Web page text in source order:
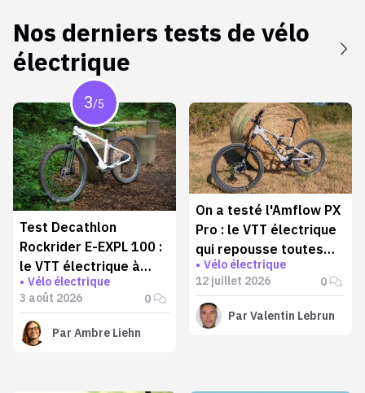
Nos derniers tests de vélo
électrique
3/5
Test Decathlon
Rockrider E-EXPL 100 :
le VTT électrique à
moins de 1000 € qui va
plus loin qu'annoncé
Vélo électrique
3 août 2026
0
Par Ambre Liehn
On a testé l'Amflow PX
Pro : le VTT électrique
qui repousse toutes
les limites
Vélo électrique
12 juillet 2026
0
Par Valentin Lebrun